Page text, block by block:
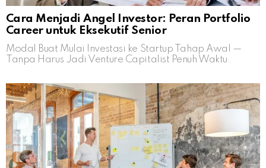
Cara Menjadi Angel Investor: Peran Portfolio
Career untuk Eksekutif Senior
Modal Buat Mulai Investasi ke Startup Tahap Awal —
Tanpa Harus Jadi Venture Capitalist Penuh Waktu.